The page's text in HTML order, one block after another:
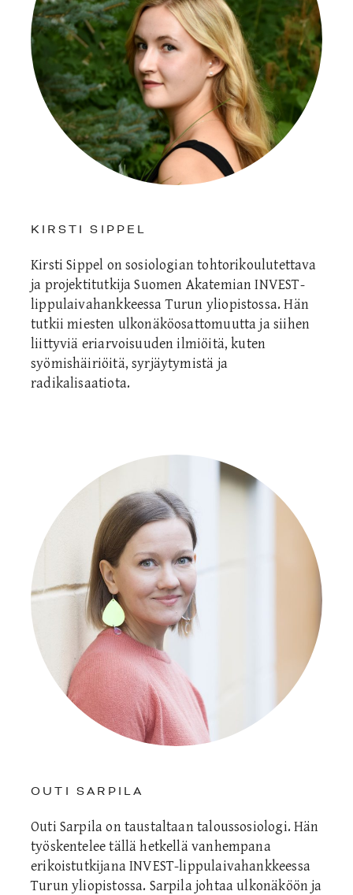
KIRSTI SIPPEL
Kirsti Sippel on sosiologian tohtorikoulutettava
ja projektitutkija Suomen Akatemian INVEST-
lippulaivahankkeessa Turun yliopistossa. Hän
tutkii miesten ulkonäköosattomuutta ja siihen
liittyviä eriarvoisuuden ilmiöitä, kuten
syömishäiriöitä, syrjäytymistä ja
radikalisaatiota.
OUTI SARPILA
Outi Sarpila on taustaltaan taloussosiologi. Hän
työskentelee tällä hetkellä vanhempana
erikoistutkijana INVEST-lippulaivahankkeessa
Turun yliopistossa. Sarpila johtaa ulkonäköön ja